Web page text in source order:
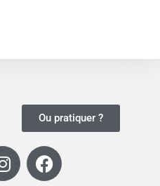
Ou pratiquer ?